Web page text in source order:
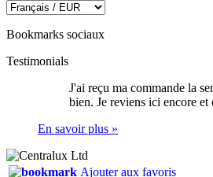
Bookmarks sociaux
Testimonials
J'ai reçu ma commande la
bien. Je reviens ici encore et
En savoir plus »
Ajouter aux favoris